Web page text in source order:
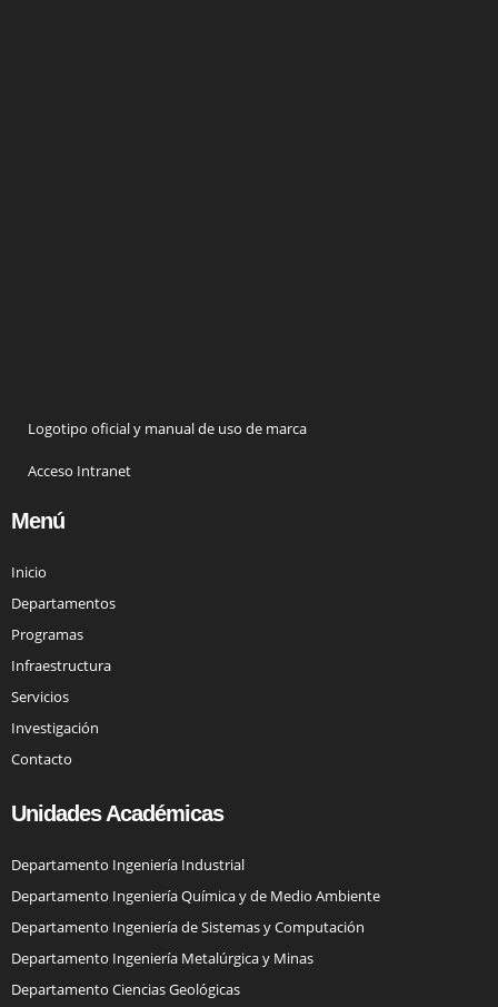
Logotipo oficial y manual de uso de marca
Acceso Intranet
Menú
Inicio
Departamentos
Programas
Infraestructura
Servicios
Investigación
Contacto
Unidades Académicas
Departamento Ingeniería Industrial
Departamento Ingeniería Química y de Medio Ambiente
Departamento Ingeniería de Sistemas y Computación
Departamento Ingeniería Metalúrgica y Minas
Departamento Ciencias Geológicas